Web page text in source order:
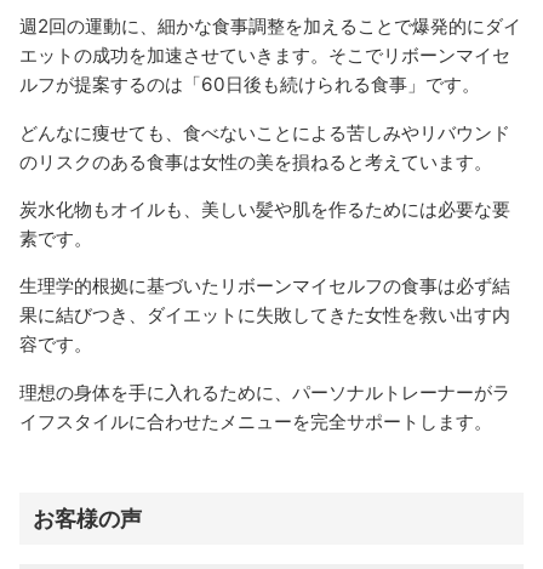
週2回の運動に、細かな食事調整を加えることで爆発的にダイ
エットの成功を加速させていきます。そこでリボーンマイセ
ルフが提案するのは「60日後も続けられる食事」です。
どんなに痩せても、食べないことによる苦しみやリバウンド
のリスクのある食事は女性の美を損ねると考えています。
炭水化物もオイルも、美しい髪や肌を作るためには必要な要
素です。
生理学的根拠に基づいたリボーンマイセルフの食事は必ず結
果に結びつき、ダイエットに失敗してきた女性を救い出す内
容です。
理想の身体を手に入れるために、パーソナルトレーナーがラ
イフスタイルに合わせたメニューを完全サポートします。
お客様の声